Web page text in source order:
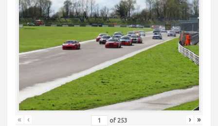
« ‹ of 253 › »